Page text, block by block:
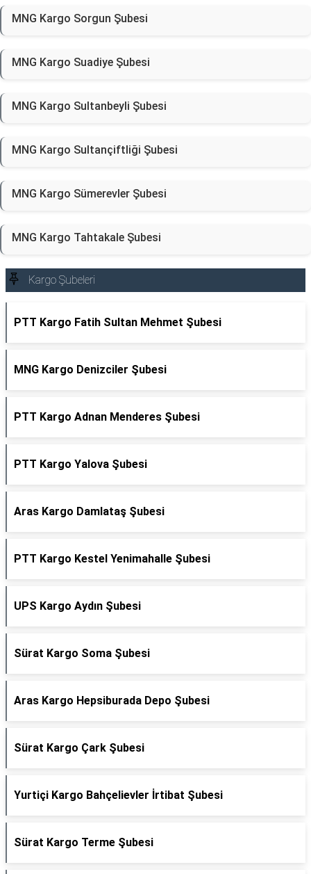
MNG Kargo Sorgun Şubesi
MNG Kargo Suadiye Şubesi
MNG Kargo Sultanbeyli Şubesi
MNG Kargo Sultançiftliği Şubesi
MNG Kargo Sümerevler Şubesi
MNG Kargo Tahtakale Şubesi
Kargo Şubeleri
PTT Kargo Fatih Sultan Mehmet Şubesi
MNG Kargo Denizciler Şubesi
PTT Kargo Adnan Menderes Şubesi
PTT Kargo Yalova Şubesi
Aras Kargo Damlataş Şubesi
PTT Kargo Kestel Yenimahalle Şubesi
UPS Kargo Aydın Şubesi
Sürat Kargo Soma Şubesi
Aras Kargo Hepsiburada Depo Şubesi
Sürat Kargo Çark Şubesi
Yurtiçi Kargo Bahçelievler İrtibat Şubesi
Sürat Kargo Terme Şubesi